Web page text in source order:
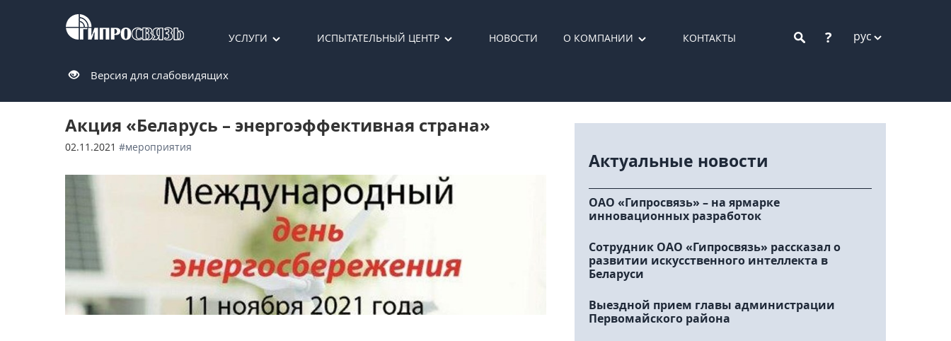
УСЛУГИ ИСПЫТАТЕЛЬНЫЙ ЦЕНТР НОВОСТИ О КОМПАНИИ КОНТАКТЫ ? рус
Версия для слабовидящих
Акция «Беларусь – энергоэффективная страна»
02.11.2021 #мероприятия
Актуальные новости
ОАО «Гипросвязь» – на ярмарке
инновационных разработок
Сотрудник ОАО «Гипросвязь» рассказал о
развитии искусственного интеллекта в
Беларуси
Выездной прием главы администрации
Первомайского района